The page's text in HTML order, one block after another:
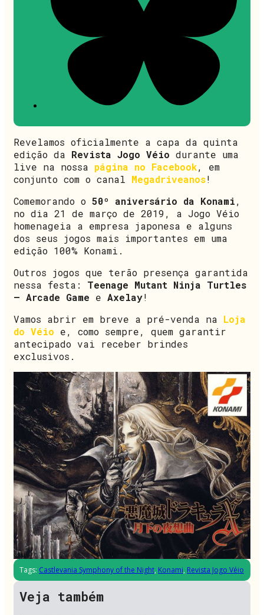
Revelamos oficialmente a capa da quinta
edição da Revista Jogo Véio durante uma
live na nossa página no Facebook, em
conjunto com o canal Megadriveanos!
Comemorando o 50º aniversário da Konami,
no dia 21 de março de 2019, a Jogo Véio
homenageia a empresa japonesa e alguns
dos seus jogos mais importantes em uma
edição 100% Konami.
Outros jogos que terão presença garantida
nessa festa: Teenage Mutant Ninja Turtles
– Arcade Game e Axelay!
Vamos abrir em breve a pré-venda na Loja
do Véio e, como sempre, quem garantir
antecipado vai receber brindes
exclusivos.
Tags: Castlevania Symphony of the Night, Konami, Revista Jogo Véio
Veja também